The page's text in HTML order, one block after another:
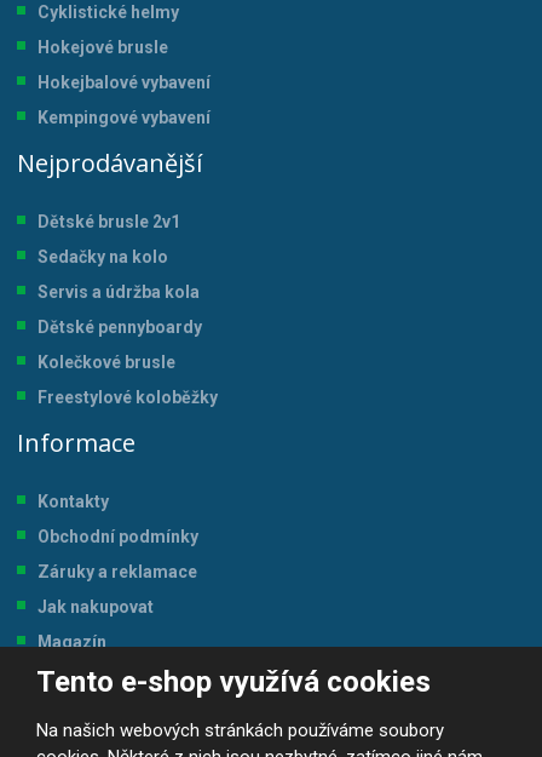
Tento e-shop využívá cookies
Na našich webových stránkách používáme soubory
Cyklistické helmy
Hokejové brusle
Hokejbalové vybavení
Kempingové vybavení
Nejprodávanější
Dětské brusle 2v1
Sedačky na kolo
Servis a údržba kola
Dětské pennyboardy
Kolečkové brusle
Freestylové koloběžky
Informace
Kontakty
Obchodní podmínky
Záruky a reklamace
Jak nakupovat
Magazín
Tabulka velikostí